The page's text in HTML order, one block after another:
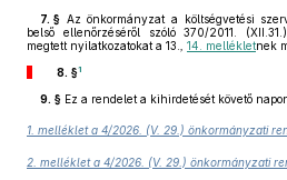
7. § Az önkormányzat a költségvetési
belső ellenőrzéséről szóló 370/2011.
megtett nyilatkozatokat a 13.
14. mellékletnek
8. §1
9. § Ez a rendelet a kihirdetését követő
1. melléklet a 4/2026. (V. 29.) önkormányzati
2. melléklet a 4/2026. (V. 29.) önkormányzati